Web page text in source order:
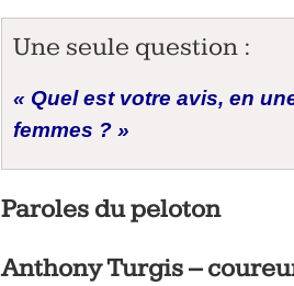
Une seule question :
« Quel est votre avis, en
femmes ? »
Paroles du peloton
Anthony Turgis –